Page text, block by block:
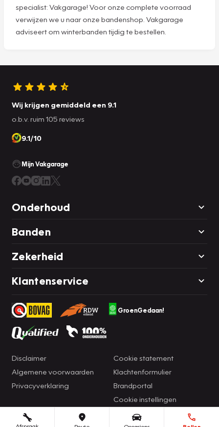
specialist: Vakgarage! Voor onze complete voorraad
verwijzen we u naar onze bandenshop. Vakgarage
adviseert om winterbanden tijdig te bestellen.
Wij krijgen gemiddeld een 9.1
o.b.v. ruim 105 reviews
9.1/10
Mijn Vakgarage
Onderhoud
Banden
Zekerheid
Klantenservice
GroenGedaan!
Disclaimer
Algemene voorwaarden
Privacyverklaring
Cookie statement
Klachtenformulier
Brandportal
Cookie instellingen